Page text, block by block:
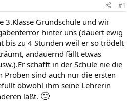
#1
3.Klasse Grundschule und wir
hinter uns (dauert ewig
bis zu 4 Stunden weil er so trödelt
andauernd fällt etwas
schafft in der Schule nie die
Proben sind auch nur die ersten
obwohl ihm seine Lehrerin
läßt. 🙁